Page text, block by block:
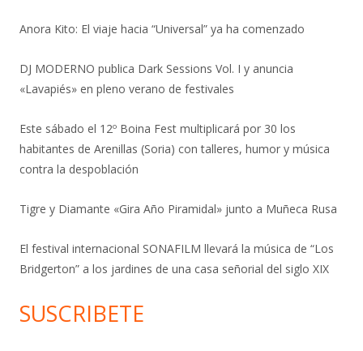
Anora Kito: El viaje hacia “Universal” ya ha comenzado
DJ MODERNO publica Dark Sessions Vol. I y anuncia
«Lavapiés» en pleno verano de festivales
Este sábado el 12º Boina Fest multiplicará por 30 los
habitantes de Arenillas (Soria) con talleres, humor y música
contra la despoblación
Tigre y Diamante «Gira Año Piramidal» junto a Muñeca Rusa
El festival internacional SONAFILM llevará la música de “Los
Bridgerton” a los jardines de una casa señorial del siglo XIX
SUSCRIBETE